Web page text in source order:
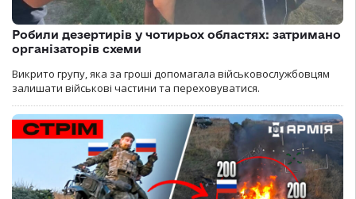
Робили дезертирів у чотирьох областях: затримано
організаторів схеми
Викрито групу, яка за гроші допомагала військовослужбовцям
залишати військові частини та переховуватися.